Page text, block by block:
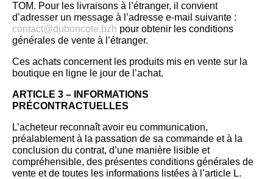
TOM. Pour les livraisons à l’étranger, il convient
d’adresser un message à l’adresse e-mail suivante :
contact@duboncote.bzh pour obtenir les conditions
générales de vente à l’étranger.
Ces achats concernent les produits mis en vente sur la
boutique en ligne le jour de l’achat.
ARTICLE 3 – INFORMATIONS
PRÉCONTRACTUELLES
L’acheteur reconnaît avoir eu communication,
préalablement à la passation de sa commande et à la
conclusion du contrat, d’une manière lisible et
compréhensible, des présentes conditions générales de
vente et de toutes les informations listées à l’article L.